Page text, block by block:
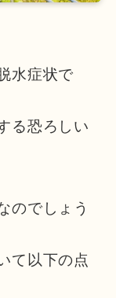
水症状で
る恐ろしい
のでしょう
て以下の点